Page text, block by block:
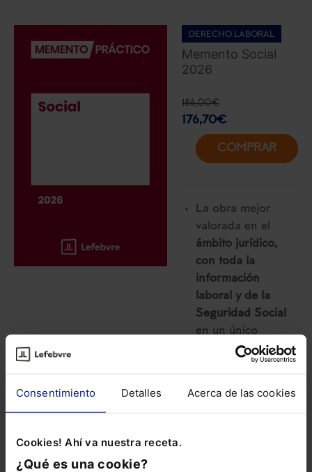
Consentimiento Detalles Acerca de las cookies
Cookies! Ahí va nuestra receta.
¿Qué es una cookie?
DERECHO LABORAL
Memento Social
2026
186,00€
176,70€
COMPRAR
La obra mejor
valorada en el
ámbito jurídico,
con toda la
información
laboral y de la
Seguridad Social
en un único
volumen.
de todas las
novedades y